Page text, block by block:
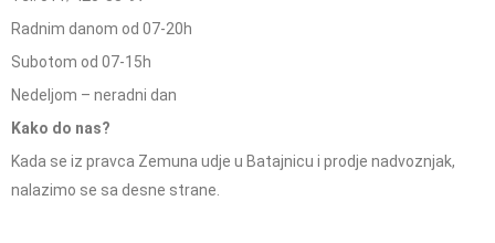
Radnim danom od 07-20h
Subotom od 07-15h
Nedeljom – neradni dan
Kako do nas?
Kada se iz pravca Zemuna udje u Batajnicu i prodje nadvoznjak,
nalazimo se sa desne strane.